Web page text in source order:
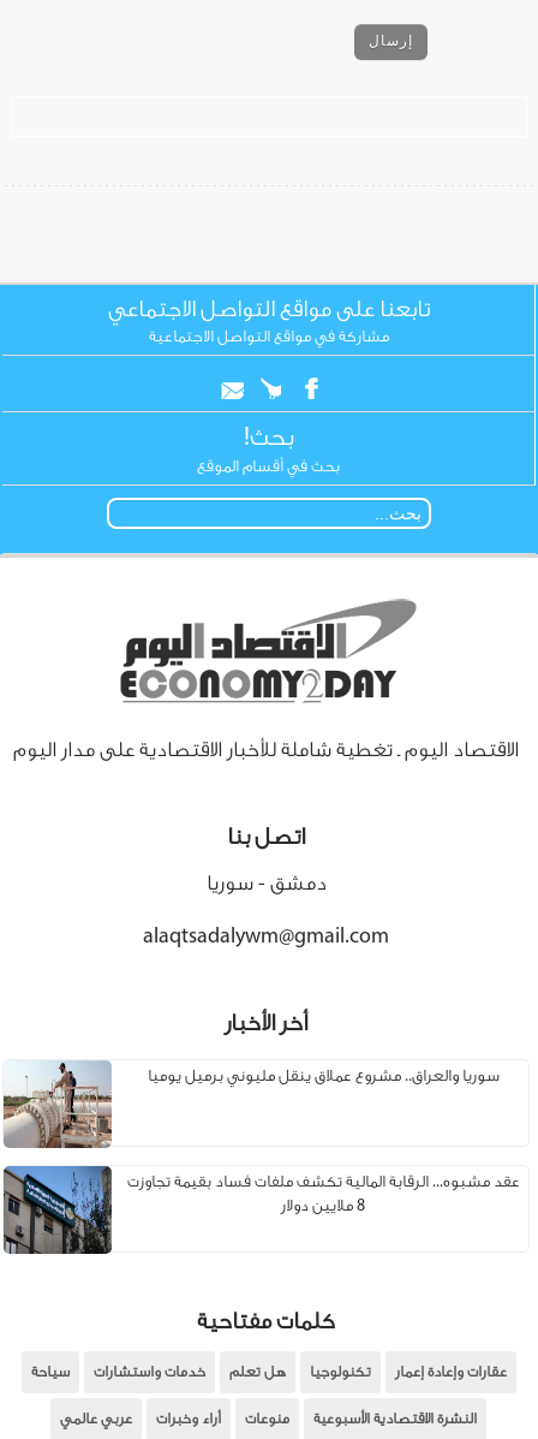
تابعنا على مواقع التواصل الاجتماعي
مشاركة في مواقع التواصل الاجتماعية
بحث!
بحث في أقسام الموقع
الاقتصاد اليوم ـ تغطية شاملة للأخبار الاقتصادية على مدار اليوم
اتصل بنا
دمشق - سوريا
alaqtsadalywm@gmail.com
أخر الأخبار
سوريا والعراق.. مشروع عملاق ينقل مليوني برميل يوميا
عقد مشبوه... الرقابة المالية تكشف ملفات فساد بقيمة تجاوزت
8 ملايين دولار
كلمات مفتاحية
عقارات وإعادة إعمار تكنولوجيا هل تعلم خدمات واستشارات سياحة
النشرة الاقتصادية الأسبوعية منوعات أراء وخبرات عربي عالمي